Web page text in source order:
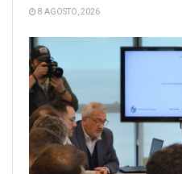
8 AGOSTO, 2026